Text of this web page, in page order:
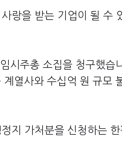
랑을 받는 기업이 될 수
시주총 소집을 청구했습
열사와 수십억 원 규모
지 가처분을 신청하는 한